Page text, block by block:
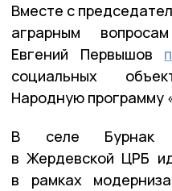
Вместе с
аграрным
Евгений Первышов
социальных
Народную программу
В селе Бурнак
в Жердевской ЦРБ
в рамках